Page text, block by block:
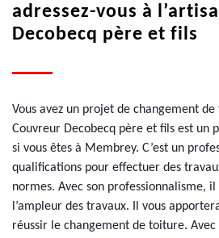
adressez-vous à
Decobecq père et fils
Vous avez un projet de changement de
Couvreur Decobecq père et fils est un
si vous êtes à Membrey. C’est un
qualifications pour effectuer des
normes. Avec son professionnalisme, il
l’ampleur des travaux. Il vous
réussir le changement de toiture.